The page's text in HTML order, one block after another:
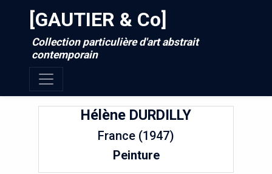
[GAUTIER & Co]
Collection particulière d'art abstrait
contemporain
Hélène DURDILLY
France (1947)
Peinture